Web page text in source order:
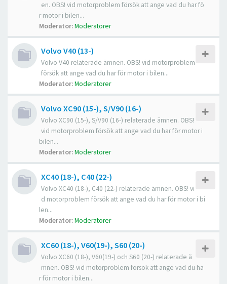
en. OBS! vid motorproblem försök att ange vad du har fö
r motor i bilen...
Moderator:Moderatorer
Volvo V40 (13-)
Volvo V40 relaterade ämnen. OBS! vid motorproblem
försök att ange vad du har för motor i bilen...
Moderator:Moderatorer
Volvo XC90 (15-), S/V90 (16-)
Volvo XC90 (15-), S/V90 (16-) relaterade ämnen. OBS!
vid motorproblem försök att ange vad du har för motor i
bilen...
Moderator:Moderatorer
XC40 (18-), C40 (22-)
Volvo XC40 (18-), C40 (22-) relaterade ämnen. OBS! vi
d motorproblem försök att ange vad du har för motor i bi
len...
Moderator:Moderatorer
XC60 (18-), V60(19-), S60 (20-)
Volvo XC60 (18-), V60(19-) och S60 (20-) relaterade ä
mnen. OBS! vid motorproblem försök att ange vad du ha
r för motor i bilen...